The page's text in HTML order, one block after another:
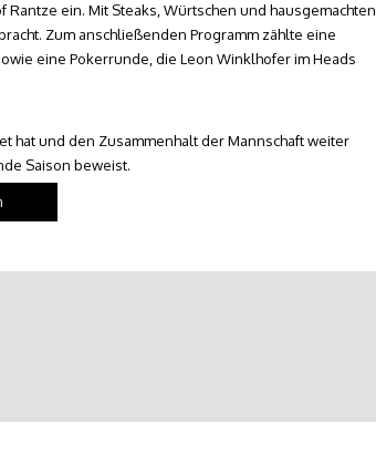
ein. Mit Steaks, Würtschen und hausgemachten
Zum anschließenden Programm zählte eine
eine Pokerrunde, die Leon Winklhofer im Heads
hat und den Zusammenhalt der Mannschaft weiter
Saison beweist.